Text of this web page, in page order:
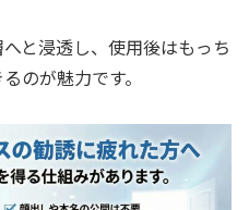
と浸透し、使用後はもっち
のが魅力です。